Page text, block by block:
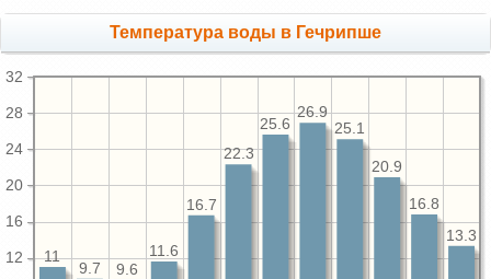
Температура воды в Гечрипше
12
16
20
24
28
32
13.3
16.8
20.9
25.1
26.9
25.6
22.3
16.7
11.6
9.6
9.7
11